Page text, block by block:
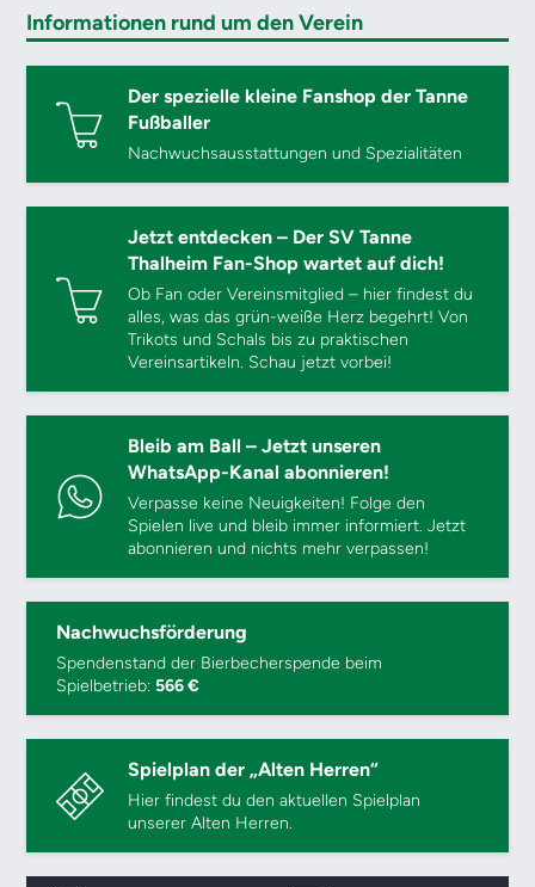
Informationen rund um den Verein
Der spezielle kleine Fanshop der Tanne
Fußballer
Nachwuchsausstattungen und Spezialitäten
Jetzt entdecken – Der SV Tanne
Thalheim Fan-Shop wartet auf dich!
Ob Fan oder Vereinsmitglied – hier findest du
alles, was das grün-weiße Herz begehrt! Von
Trikots und Schals bis zu praktischen
Vereinsartikeln. Schau jetzt vorbei!
Bleib am Ball – Jetzt unseren
WhatsApp-Kanal abonnieren!
Verpasse keine Neuigkeiten! Folge den
Spielen live und bleib immer informiert. Jetzt
abonnieren und nichts mehr verpassen!
Nachwuchsförderung
Spendenstand der Bierbecherspende beim
Spielbetrieb:566 €
Spielplan der „Alten Herren“
Hier findest du den aktuellen Spielplan
unserer Alten Herren.